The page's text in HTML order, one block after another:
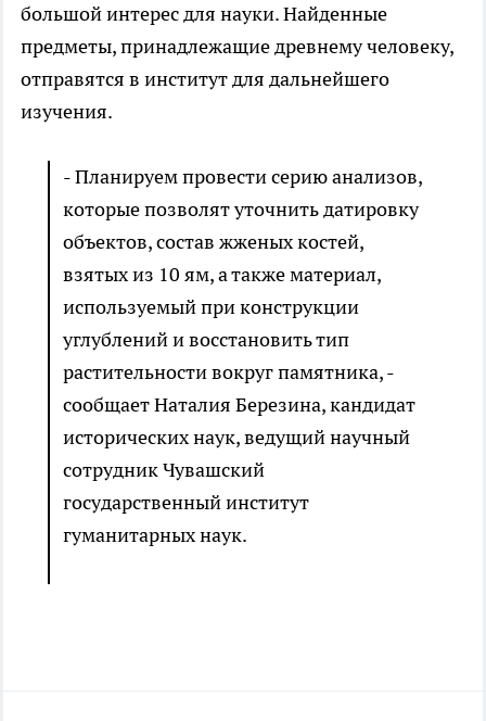
большой интерес для науки. Найденные
предметы, принадлежащие древнему человеку,
отправятся в институт для дальнейшего
изучения.
- Планируем провести серию анализов,
которые позволят уточнить датировку
объектов, состав жженых костей,
взятых из 10 ям, а также материал,
используемый при конструкции
углублений и восстановить тип
растительности вокруг памятника, -
сообщает Наталия Березина, кандидат
исторических наук, ведущий научный
сотрудник Чувашский
государственный институт
гуманитарных наук.